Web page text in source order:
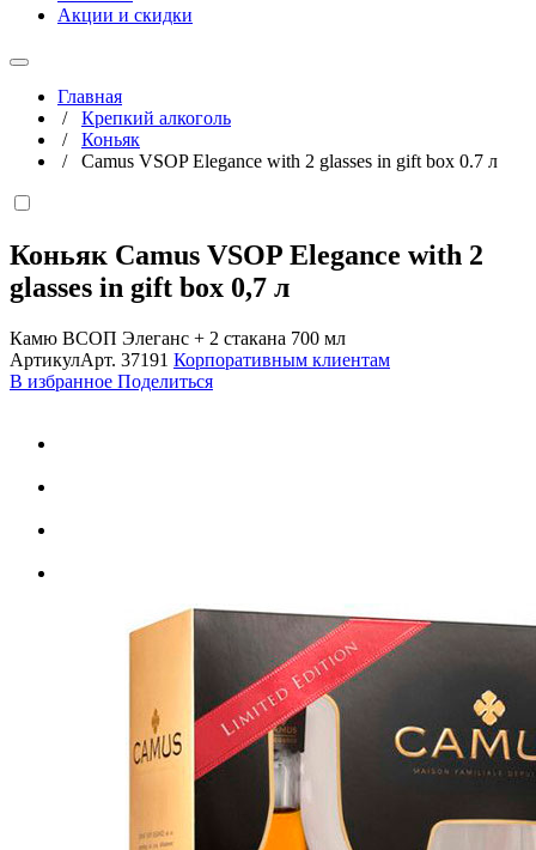
Акции и скидки
Главная
/ Крепкий алкоголь
/ Коньяк
/ Camus VSOP Elegance with 2 glasses in gift box 0.7 л
Коньяк Camus VSOP Elegance with 2
glasses in gift box 0,7 л
Камю ВСОП Элеганс + 2 стакана 700 мл
АртикулАрт. 37191 Корпоративным клиентам
В избранное Поделиться